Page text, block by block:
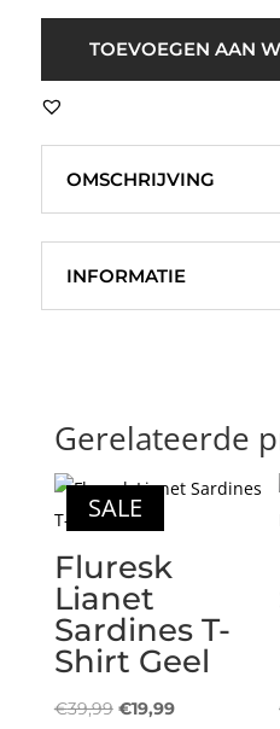
2/4
Streep
Top
aantal
TOEVOEGEN AAN
OMSCHRIJVING
INFORMATIE
Gerelateerde
SALE
Fluresk
Lianet
Sardines T-
Shirt Geel
€39,99 Oorspronkelijke
€19,99Huidige